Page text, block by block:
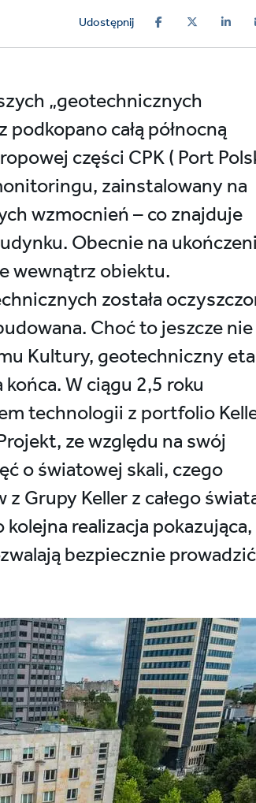
Udostępnij
„geotechnicznych
całą północną
części CPK ( Port
zainstalowany na
wzmocnień – co znajduje
Obecnie na
wewnątrz obiektu.
została
Choć to jeszcze nie
Kultury, geotechniczny
W ciągu 2,5 roku
technologii z portfolio
ze względu na swój
o światowej skali, czego
Grupy Keller z całego
realizacja pokazująca,
bezpiecznie prowadzić